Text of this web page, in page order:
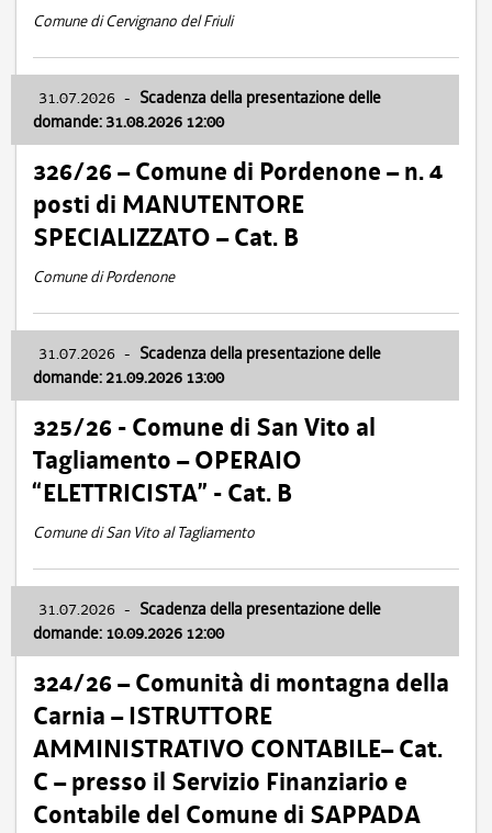
Comune di Cervignano del Friuli
31.07.2026 - Scadenza della presentazione delle
domande: 31.08.2026 12:00
326/26 – Comune di Pordenone – n. 4
posti di MANUTENTORE
SPECIALIZZATO – Cat. B
Comune di Pordenone
31.07.2026 - Scadenza della presentazione delle
domande: 21.09.2026 13:00
325/26 - Comune di San Vito al
Tagliamento – OPERAIO
“ELETTRICISTA” - Cat. B
Comune di San Vito al Tagliamento
31.07.2026 - Scadenza della presentazione delle
domande: 10.09.2026 12:00
324/26 – Comunità di montagna della
Carnia – ISTRUTTORE
AMMINISTRATIVO CONTABILE– Cat.
C – presso il Servizio Finanziario e
Contabile del Comune di SAPPADA